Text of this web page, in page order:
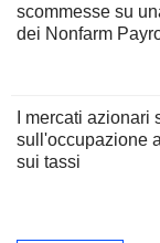
scommesse su
dei Nonfarm
I mercati
sull'occupazione
sui tassi